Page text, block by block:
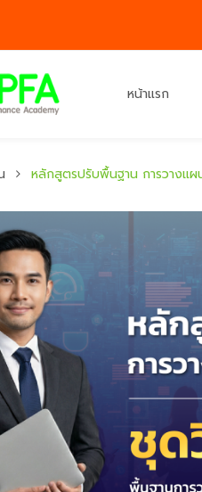
หน้าแรก
หลักสูตรปรับพื้นฐาน การวางแผ